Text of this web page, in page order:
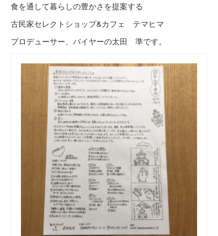
食を通して暮らしの豊かさを提案する
古民家セレクトショップ&カフェ テマヒマ
プロデューサー、バイヤーの太田 準です。